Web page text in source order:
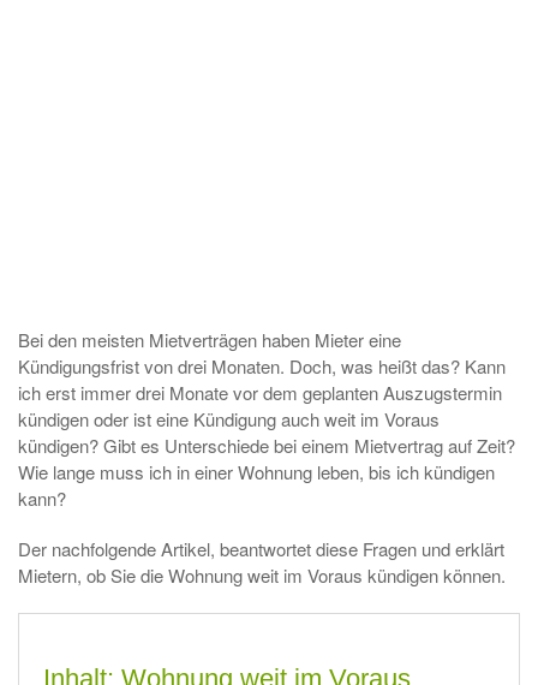
Bei den meisten Mietverträgen haben Mieter eine
Kündigungsfrist von drei Monaten. Doch, was heißt das? Kann
ich erst immer drei Monate vor dem geplanten Auszugstermin
kündigen oder ist eine Kündigung auch weit im Voraus
kündigen? Gibt es Unterschiede bei einem Mietvertrag auf Zeit?
Wie lange muss ich in einer Wohnung leben, bis ich kündigen
kann?
Der nachfolgende Artikel, beantwortet diese Fragen und erklärt
Mietern, ob Sie die Wohnung weit im Voraus kündigen können.
Inhalt: Wohnung weit im Voraus